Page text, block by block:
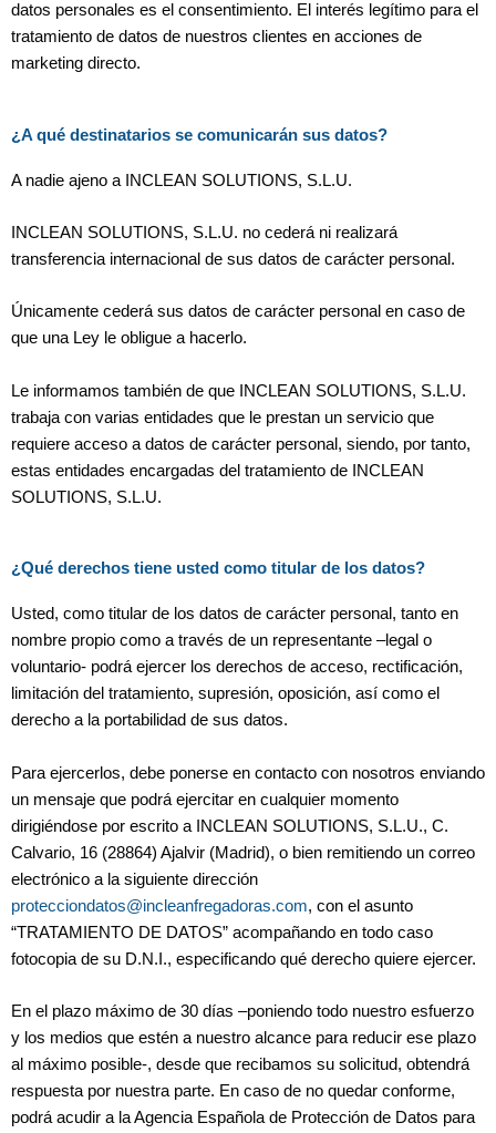
datos personales es el consentimiento. El interés legítimo para el
tratamiento de datos de nuestros clientes en acciones de
marketing directo.
¿A qué destinatarios se comunicarán sus datos?
A nadie ajeno a INCLEAN SOLUTIONS, S.L.U.
INCLEAN SOLUTIONS, S.L.U. no cederá ni realizará
transferencia internacional de sus datos de carácter personal.
Únicamente cederá sus datos de carácter personal en caso de
que una Ley le obligue a hacerlo.
Le informamos también de que INCLEAN SOLUTIONS, S.L.U.
trabaja con varias entidades que le prestan un servicio que
requiere acceso a datos de carácter personal, siendo, por tanto,
estas entidades encargadas del tratamiento de INCLEAN
SOLUTIONS, S.L.U.
¿Qué derechos tiene usted como titular de los datos?
Usted, como titular de los datos de carácter personal, tanto en
nombre propio como a través de un representante –legal o
voluntario- podrá ejercer los derechos de acceso, rectificación,
limitación del tratamiento, supresión, oposición, así como el
derecho a la portabilidad de sus datos.
Para ejercerlos, debe ponerse en contacto con nosotros enviando
un mensaje que podrá ejercitar en cualquier momento
dirigiéndose por escrito a INCLEAN SOLUTIONS, S.L.U., C.
Calvario, 16 (28864) Ajalvir (Madrid), o bien remitiendo un correo
electrónico a la siguiente dirección
protecciondatos@incleanfregadoras.com, con el asunto
“TRATAMIENTO DE DATOS” acompañando en todo caso
fotocopia de su D.N.I., especificando qué derecho quiere ejercer.
En el plazo máximo de 30 días –poniendo todo nuestro esfuerzo
y los medios que estén a nuestro alcance para reducir ese plazo
al máximo posible-, desde que recibamos su solicitud, obtendrá
respuesta por nuestra parte. En caso de no quedar conforme,
podrá acudir a la Agencia Española de Protección de Datos para